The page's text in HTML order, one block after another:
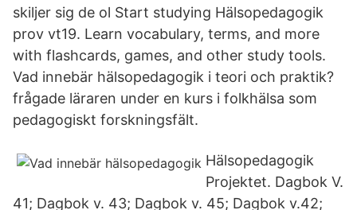
skiljer sig de ol Start studying Hälsopedagogik
prov vt19. Learn vocabulary, terms, and more
with flashcards, games, and other study tools.
Vad innebär hälsopedagogik i teori och praktik?
frågade läraren under en kurs i folkhälsa som
pedagogiskt forskningsfält.
Hälsopedagogik
Projektet. Dagbok V.
41; Dagbok v. 43; Dagbok v. 45; Dagbok v.42;